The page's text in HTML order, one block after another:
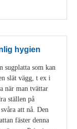
hygien
sugplatta som kan
slät vägg, t ex i
när man tvättar
ställen på
att nå. Den
fäster denna